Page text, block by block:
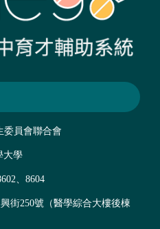
委員會聯合會
大學
、8604
街250號（醫學綜合大樓後棟